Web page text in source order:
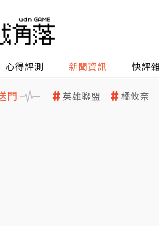
心得評測 新聞資訊 快評
門 英雄聯盟 橘攸奈